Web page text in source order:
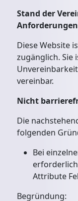
Stand der
Anforderungen
Diese Website
zugänglich. Sie
vereinbar.
Nicht
Die
folgenden
Bei
Attribute
Begründung: